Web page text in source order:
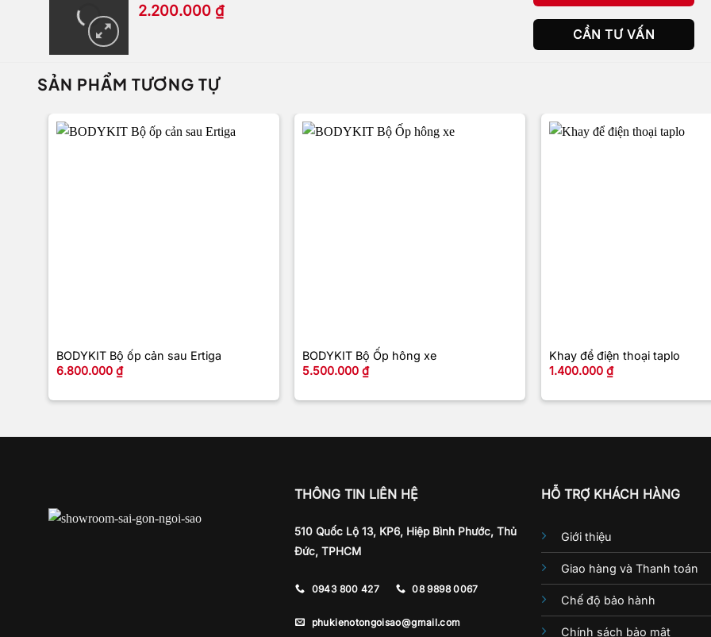
2.200.000 ₫
CẦN TƯ VẤN
SẢN PHẨM TƯƠNG TỰ
BODYKIT Bộ ốp cản sau Ertiga
6.800.000 ₫
BODYKIT Bộ Ốp hông xe
5.500.000₫
Khay để điện thoại taplo
1.400.000 ₫
THÔNG TIN LIÊN HỆ
510 Quốc Lộ 13, KP6, Hiệp Bình Phước, Thủ
Đức, TPHCM
0943 800 427 08 9898 0067
phukienotongoisao@gmail.com
HỖ TRỢ KHÁCH HÀNG
Giới thiệu
Giao hàng và Thanh toán
Chế độ bảo hành
Chính sách bảo mật